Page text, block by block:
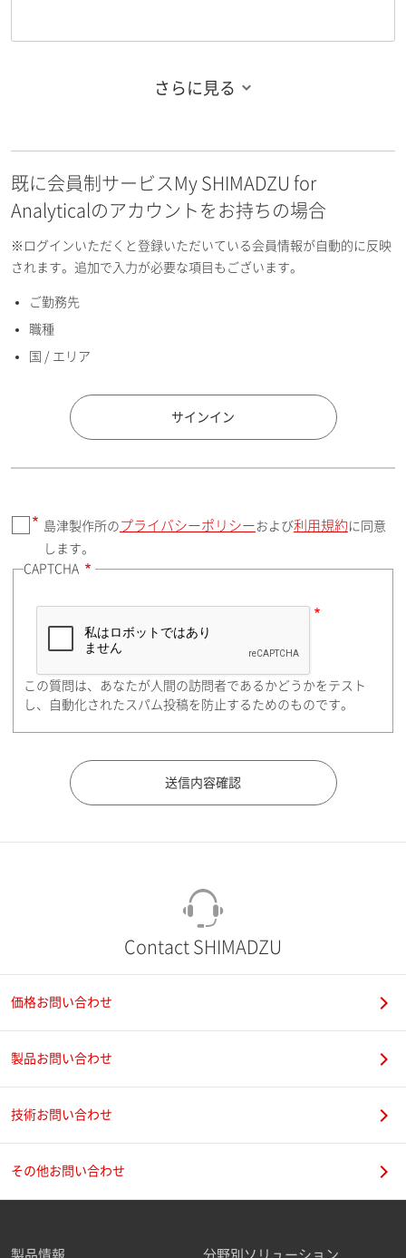
お名前フリガナ（名）
E-mailアドレス（半角英数）
国 / エリア
郵便番号（勤務先）
住所検索
都道府県（勤務先）
さらに見る
既に会員制サービスMy SHIMADZU for
Analyticalのアカウントをお持ちの場合
※ログインいただくと登録いただいている会員情報が自動的に反映
されます。追加で入力が必要な項目もございます。
ご勤務先
職種
国 / エリア
サインイン
島津製作所の プライバシーポリシーおよび利用規約 に同意
します。
CAPTCHA
この質問は、あなたが人間の訪問者であるかどうかをテスト
し、自動化されたスパム投稿を防止するためのものです。
Contact SHIMADZU
価格お問い合わせ
製品お問い合わせ
技術お問い合わせ
その他お問い合わせ
製品情報 分野別ソリューション